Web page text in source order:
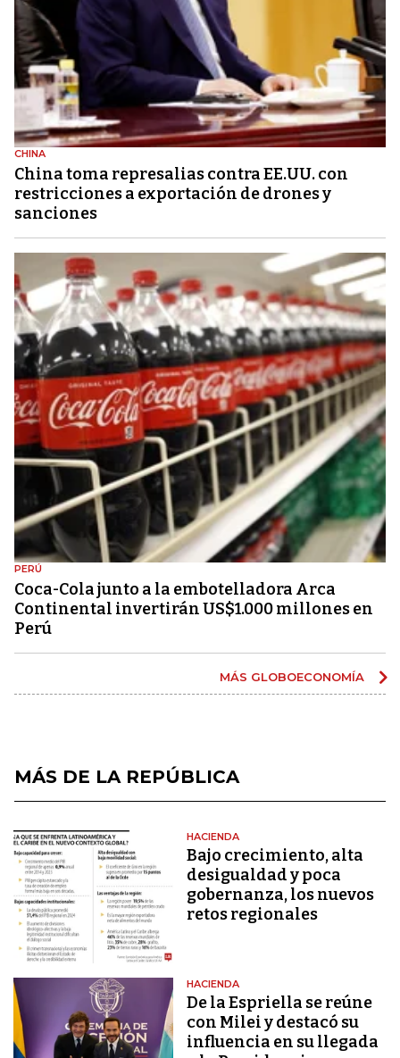
CHINA
China toma represalias contra EE.UU. con
restricciones a exportación de drones y
sanciones
PERÚ
Coca-Cola junto a la embotelladora Arca
Continental invertirán US$1.000 millones en
Perú
MÁS GLOBOECONOMÍA
MÁS DE LA REPÚBLICA
HACIENDA
Bajo crecimiento, alta
desigualdad y poca
gobernanza, los nuevos
retos regionales
HACIENDA
De la Espriella se reúne
con Milei y destacó su
influencia en su llegada